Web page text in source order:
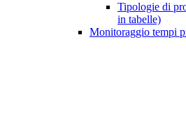
Tipologie di
in tabelle)
Monitoraggio tempi